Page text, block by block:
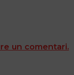
un comentari.